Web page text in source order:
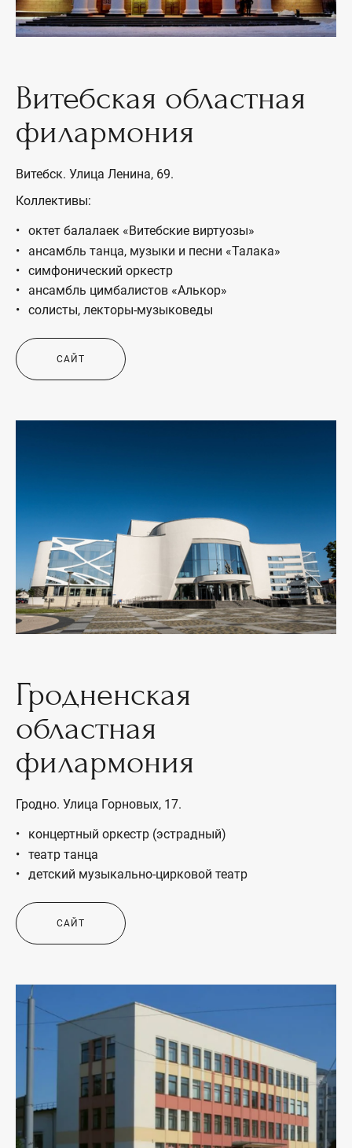
Витебская областная
филармония
Витебск. Улица Ленина, 69.
Коллективы:
октет балалаек «Витебские виртуозы»
ансамбль танца, музыки и песни «Талака»
симфонический оркестр
ансамбль цимбалистов «Алькор»
солисты, лекторы-музыковеды
САЙТ
Гродненская
областная
филармония
Гродно. Улица Горновых, 17.
концертный оркестр (эстрадный)
театр танца
детский музыкально-цирковой театр
САЙТ